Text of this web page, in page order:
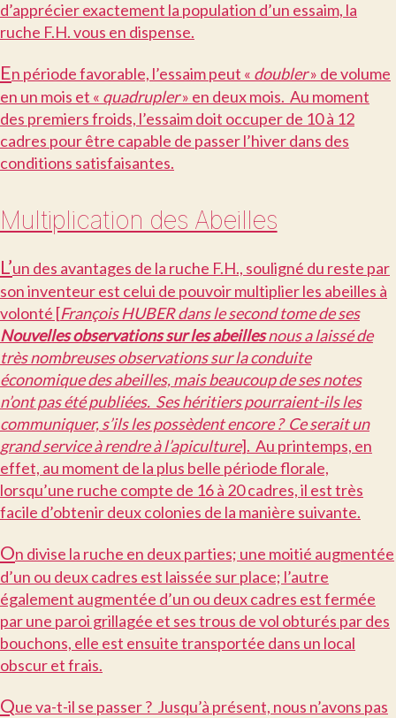
d’apprécier exactement la population d’un essaim, la
ruche F.H. vous en dispense.
En période favorable, l’essaim peut « doubler» de volume
en un mois et « quadrupler» en deux mois. Au moment
des premiers froids, l’essaim doit occuper de 10 à 12
cadres pour être capable de passer l’hiver dans des
conditions satisfaisantes.
Multiplication des Abeilles
L’un des avantages de la ruche F.H., souligné du reste par
son inventeur est celui de pouvoir multiplier les abeilles à
volonté [François HUBER dans le second tome de ses
Nouvelles observations sur les abeillesnous a laissé de
très nombreuses observations sur la conduite
économique des abeilles, mais beaucoup de ses notes
n’ont pas été publiées. Ses héritiers pourraient-ils les
communiquer, s’ils les possèdent encore ? Ce serait un
grand service à rendre à l’apiculture]. Au printemps, en
effet, au moment de la plus belle période florale,
lorsqu’une ruche compte de 16 à 20 cadres, il est très
facile d’obtenir deux colonies de la manière suivante.
On divise la ruche en deux parties; une moitié augmentée
d’un ou deux cadres est laissée sur place; l’autre
également augmentée d’un ou deux cadres est fermée
par une paroi grillagée et ses trous de vol obturés par des
bouchons, elle est ensuite transportée dans un local
obscur et frais.
Que va-t-il se passer ? Jusqu’à présent, nous n’avons pas